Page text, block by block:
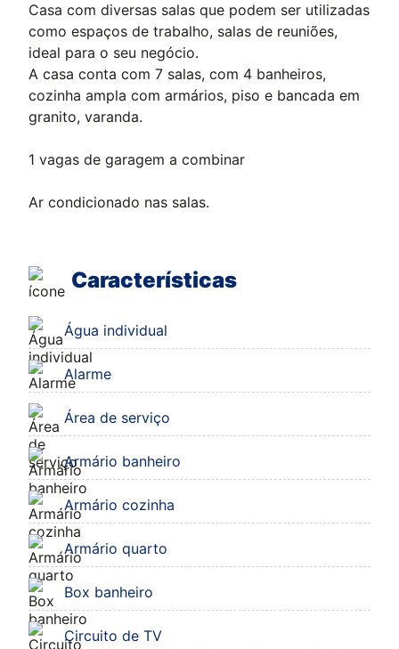
Casa com diversas salas que podem ser utilizadas
como espaços de trabalho, salas de reuniões,
ideal para o seu negócio.
A casa conta com 7 salas, com 4 banheiros,
cozinha ampla com armários, piso e bancada em
granito, varanda.
1 vagas de garagem a combinar
Ar condicionado nas salas.
Características
Água individual
Alarme
Área de serviço
Armário banheiro
Armário cozinha
Armário quarto
Box banheiro
Circuito de TV